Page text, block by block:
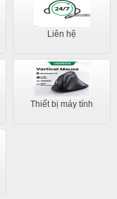
Liên hệ
Thiết bị máy tính